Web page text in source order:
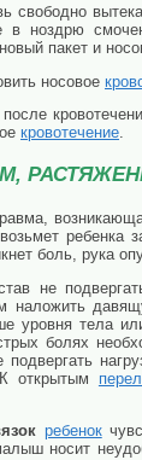
свободно
в ноздрю
пакет и
носовое
кровотечение.
ребенка
боль, рука
не
наложить
уровня тела
болях
подвергать
открытым
ребенок
носит